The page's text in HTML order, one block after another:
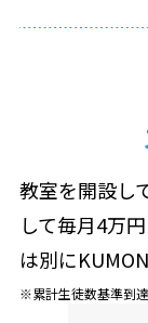
教室を開設し
して毎月4万
は別に
累計生徒数基準到達